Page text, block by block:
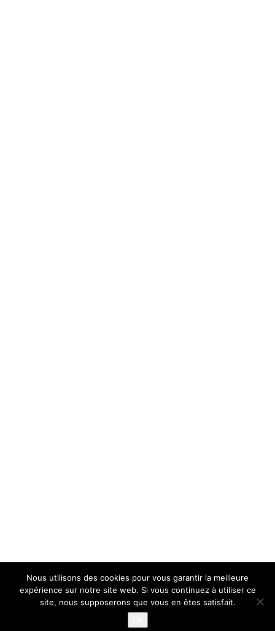
Nous utilisons des cookies pour vous garantir la meilleure
expérience sur notre site web. Si vous continuez à utiliser ce
site, nous supposerons que vous en êtes satisfait.